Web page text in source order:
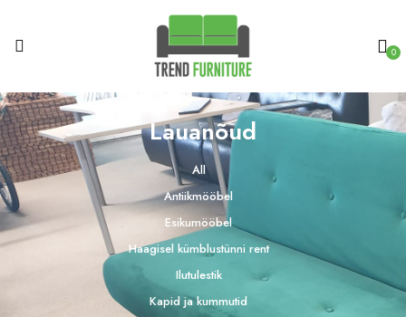
0
Lauanõud
All
Antiikmööbel
Esikumööbel
Haagisel kümblustünni rent
Ilutulestik
Kapid ja kummutid